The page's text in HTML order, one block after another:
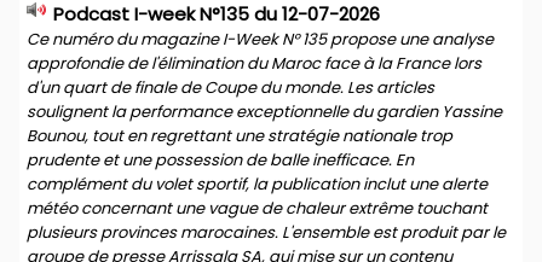
Podcast I-week N°135 du 12-07-2026
Ce numéro du magazine I-Week N° 135 propose une analyse
approfondie de l'élimination du Maroc face à la France lors
d'un quart de finale de Coupe du monde. Les articles
soulignent la performance exceptionnelle du gardien Yassine
Bounou, tout en regrettant une stratégie nationale trop
prudente et une possession de balle inefficace. En
complément du volet sportif, la publication inclut une alerte
météo concernant une vague de chaleur extrême touchant
plusieurs provinces marocaines. L'ensemble est produit par le
groupe de presse Arrissala SA, qui mise sur un contenu